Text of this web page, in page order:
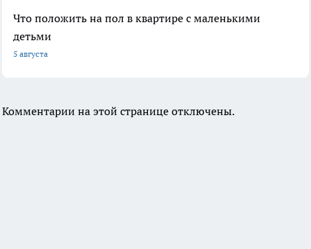
Что положить на пол в квартире с маленькими
детьми
5 августа
Комментарии на этой странице отключены.